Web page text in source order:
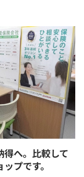
へ。比較して
プです。